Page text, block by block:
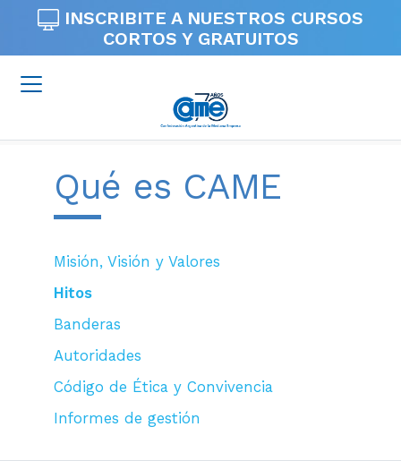
INSCRIBITE A NUESTROS CURSOS
CORTOS Y GRATUITOS
Qué es CAME
Misión, Visión y Valores
Hitos
Banderas
Autoridades
Código de Ética y Convivencia
Informes de gestión